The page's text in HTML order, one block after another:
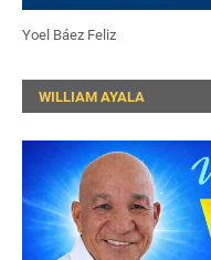
Yoel Báez Feliz
WILLIAM AYALA